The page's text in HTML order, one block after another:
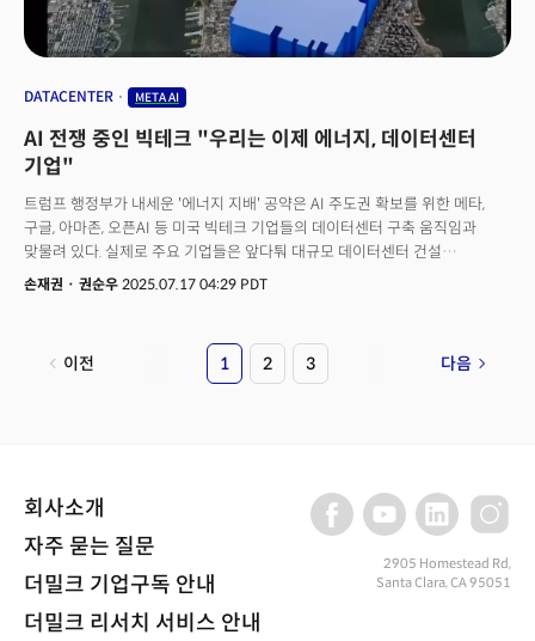
지속할 것으로 전망됩니다.미국과 중국 간 AI 패권 경쟁은 단순한 기술 경쟁을
넘어, 'AI 제국주의'로 세계 질서를 재편하고 있습니다. 그 중심에 서 있는
DATACENTER META AI
AI 전쟁 중인 빅테크 "우리는 이제 에너지, 데이터센터
기업"
트럼프 행정부가 내세운 '에너지 지배' 공약은 AI 주도권 확보를 위한 메타,
구글, 아마존, 오픈AI 등 미국 빅테크 기업들의 데이터센터 구축 움직임과
맞물려 있다. 실제로 주요 기업들은 앞다퉈 대규모 데이터센터 건설
프로젝트를 앞다퉈 발표하고 있다. 메타(Meta)의 마크 저커버그 최고경영자
데이터센터인 '프로메테우스(Prometheus)'는 2026년 가동을 목표로
오하이오주에 건설 중이다.저커버그는 “루이지애나에 건설 중인 또 다른
이상을 수용하는 '슈퍼클러스터'를 완성할 것이라고 밝혔다. 이를 위해 메타는
최근 몇 달간 '초지능' 실현을 위한 전문가 팀을 직접 영입하는 등 AI 패권
경쟁에 열을 올리고 있다. 구글(Google)도 최근 향후 2년간 250억 달러를
투자해 펜실베이니아 중부 지역의 대서양 전력망(PJM)에 AI 전용 인프라를
구축하겠다고 발표했다. 수력발전 등 청정에너지 자원을 활용해 데이터센터
전력 수요를 감당한다는 계획이다.아마존(Amazon)은 펜실베이니아에 2개의
데이터센터 단지를 새로 건설하기 위해 총 200억 달러를 투자하기로 했다. 이
손재권 · 권순우 2025.07.17 04:29 PDT
이전 1 2 3 다음
회사소개
자주 묻는 질문
더밀크 기업구독 안내
더밀크 리서치 서비스 안내
2905 Homestead Rd,
Santa Clara, CA 95051